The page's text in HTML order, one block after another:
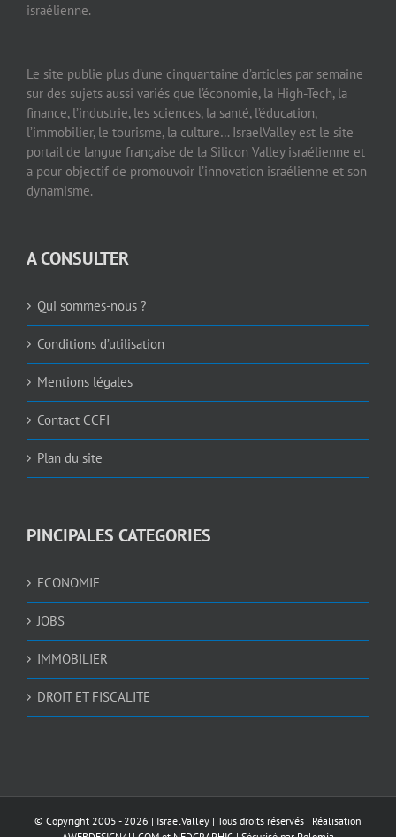
israélienne.
Le site publie plus d’une cinquantaine d’articles par semaine
sur des sujets aussi variés que l’économie, la High-Tech, la
finance, l’industrie, les sciences, la santé, l’éducation,
l’immobilier, le tourisme, la culture… IsraelValley est le site
portail de langue française de la Silicon Valley israélienne et
a pour objectif de promouvoir l’innovation israélienne et son
dynamisme.
A CONSULTER
Qui sommes-nous ?
Conditions d’utilisation
Mentions légales
Contact CCFI
Plan du site
PINCIPALES CATEGORIES
ECONOMIE
JOBS
IMMOBILIER
DROIT ET FISCALITE
© Copyright 2005 - 2026 | IsraelValley | Tous droits réservés | Réalisation